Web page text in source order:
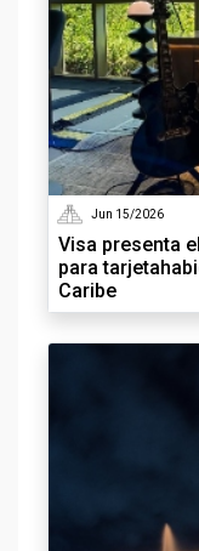
Jun 15/2026
Visa presenta
para
Caribe